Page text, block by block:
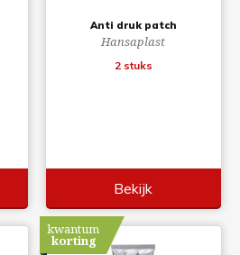
Anti druk patch
Hansaplast
2 stuks
Bekijk
kwantum
korting